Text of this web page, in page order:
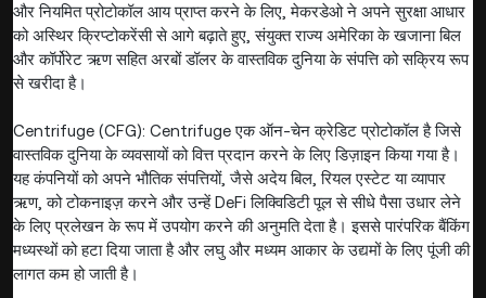
और नियमित प्रोटोकॉल आय प्राप्त करने के लिए, मेकरडेओ ने अपने सुरक्षा आधार
को अस्थिर क्रिप्टोकरेंसी से आगे बढ़ाते हुए, संयुक्त राज्य अमेरिका के खजाना बिल
और कॉर्पोरेट ऋण सहित अरबों डॉलर के वास्तविक दुनिया के संपत्ति को सक्रिय रूप
से खरीदा है।
Centrifuge (CFG): Centrifuge एक ऑन-चेन क्रेडिट प्रोटोकॉल है जिसे
वास्तविक दुनिया के व्यवसायों को वित्त प्रदान करने के लिए डिज़ाइन किया गया है।
यह कंपनियों को अपने भौतिक संपत्तियों, जैसे अदेय बिल, रियल एस्टेट या व्यापार
ऋण, को टोकनाइज़ करने और उन्हें DeFi लिक्विडिटी पूल से सीधे पैसा उधार लेने
के लिए प्रलेखन के रूप में उपयोग करने की अनुमति देता है। इससे पारंपरिक बैंकिंग
मध्यस्थों को हटा दिया जाता है और लघु और मध्यम आकार के उद्यमों के लिए पूंजी की
लागत कम हो जाती है।